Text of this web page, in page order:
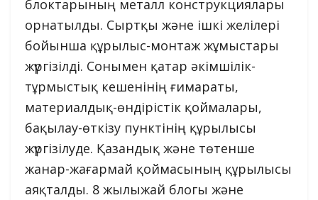
блоктарының металл конструкциялары
орнатылды. Сыртқы және ішкі желілері
бойынша құрылыс-монтаж жұмыстары
жүргізілді. Сонымен қатар әкімшілік-
тұрмыстық кешенінің ғимараты,
материалдық-өндірістік қоймалары,
бақылау-өткізу пунктінің құрылысы
жүргізілуде. Қазандық және төтенше
жанар-жағармай қоймасының құрылысы
аяқталды. 8 жылыжай блогы және